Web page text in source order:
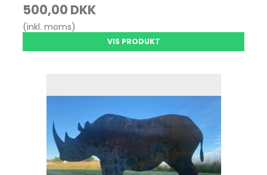
500,00 DKK
(inkl. moms)
VIS PRODUKT